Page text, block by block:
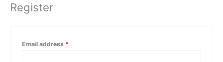
Register
Email address *